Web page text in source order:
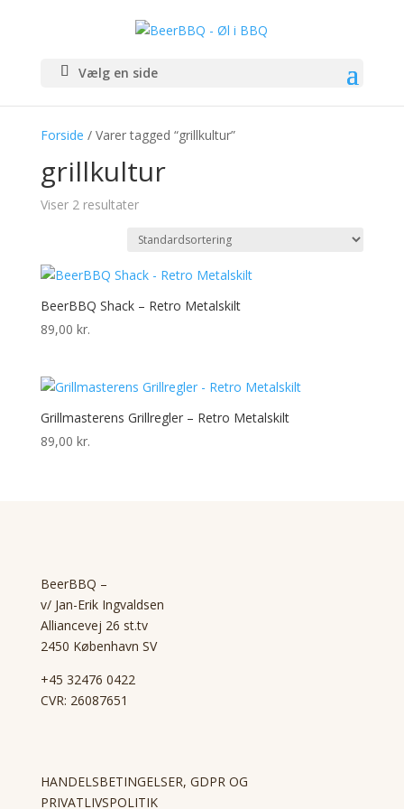
Vælg en side
Forside / Varer tagged “grillkultur”
grillkultur
Viser 2 resultater
BeerBBQ Shack – Retro Metalskilt
89,00 kr.
Grillmasterens Grillregler – Retro Metalskilt
89,00 kr.
BeerBBQ –
v/ Jan-Erik Ingvaldsen
Alliancevej 26 st.tv
2450 København SV
+45 32476 0422
CVR: 26087651
HANDELSBETINGELSER, GDPR OG
PRIVATLIVSPOLITIK